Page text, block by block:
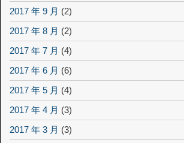
2017 年 9 月 (2)
2017 年 8 月 (2)
2017 年 7 月 (4)
2017 年 6 月 (6)
2017 年 5 月 (4)
2017 年 4 月 (3)
2017 年 3 月 (3)